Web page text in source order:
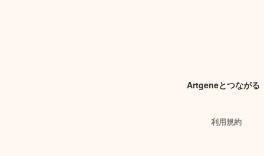
Artgeneとつながる
利用規約